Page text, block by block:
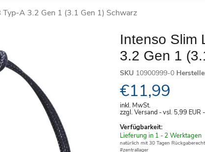
A 3.2 Gen 1 (3.1 Gen 1) Schwarz
Intenso Slim
3.2 Gen 1
SKU 10900999-0
Aktueller Preis
€11,99
inkl. MwSt.
zzgl. Versand - vsl. 5,99 EUR
Verfügbarkeit:
Verfügbar
-
Lieferung in 1 - 2 Werktagen
natürlich mit 30 Tagen Rückgaberecht
#zentrallager